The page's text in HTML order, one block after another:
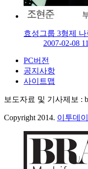
효성그룹 3형제
2007-02-08
PC버전
공지사항
사이트맵
보도자료 및 기사제보 :
Copyright 2014. 이투데